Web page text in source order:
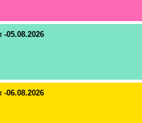
-05.08.2026
-06.08.2026